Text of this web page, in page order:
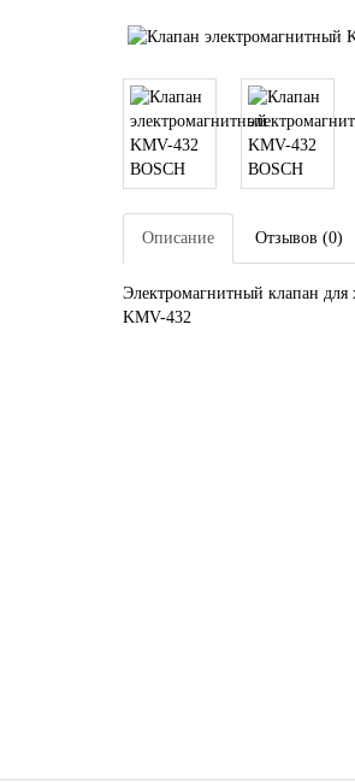
Описание Отзывов (0)
Электромагнитный клапан для
KMV-432